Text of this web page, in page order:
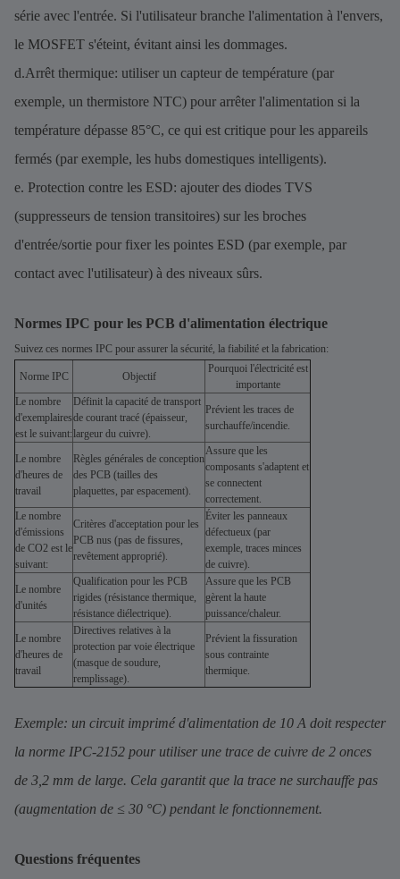
série avec l'entrée. Si l'utilisateur branche l'alimentation à l'envers,
le MOSFET s'éteint, évitant ainsi les dommages.
d.Arrêt thermique: utiliser un capteur de température (par
exemple, un thermistore NTC) pour arrêter l'alimentation si la
température dépasse 85°C, ce qui est critique pour les appareils
fermés (par exemple, les hubs domestiques intelligents).
e. Protection contre les ESD: ajouter des diodes TVS
(suppresseurs de tension transitoires) sur les broches
d'entrée/sortie pour fixer les pointes ESD (par exemple, par
contact avec l'utilisateur) à des niveaux sûrs.
Normes IPC pour les PCB d'alimentation électrique
Suivez ces normes IPC pour assurer la sécurité, la fiabilité et la fabrication:
Norme IPC Objectif
Pourquoi l'électricité est
importante
Le nombre
d'exemplaires
est le suivant:
Définit la capacité de transport
de courant tracé (épaisseur,
largeur du cuivre).
Prévient les traces de
surchauffe/incendie.
Le nombre
d'heures de
travail
Règles générales de conception
des PCB (tailles des
plaquettes, par espacement).
Assure que les
composants s'adaptent et
se connectent
correctement.
Le nombre
d'émissions
de CO2 est le
suivant:
Critères d'acceptation pour les
PCB nus (pas de fissures,
revêtement approprié).
Éviter les panneaux
défectueux (par
exemple, traces minces
de cuivre).
Le nombre
d'unités
Qualification pour les PCB
rigides (résistance thermique,
résistance diélectrique).
Assure que les PCB
gèrent la haute
puissance/chaleur.
Le nombre
d'heures de
travail
Directives relatives à la
protection par voie électrique
(masque de soudure,
remplissage).
Prévient la fissuration
sous contrainte
thermique.
Exemple: un circuit imprimé d'alimentation de 10 A doit respecter
la norme IPC-2152 pour utiliser une trace de cuivre de 2 onces
de 3,2 mm de large. Cela garantit que la trace ne surchauffe pas
(augmentation de ≤ 30 °C) pendant le fonctionnement.
Questions fréquentes